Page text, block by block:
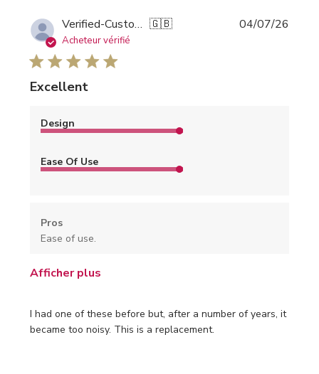
Verified-Customer 🇬🇧
Acheteur vérifié
Excellent
I had one of these before but, after a number of years, it
became too noisy. This is a replacement.
Design
Ease Of Use
Pros
Ease of use.
Afficher plus
04/07/26